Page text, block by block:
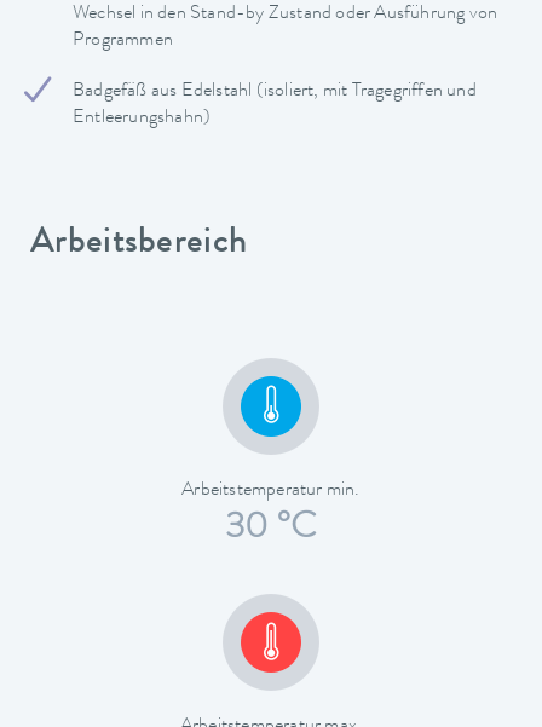
Wechsel in den Stand-by Zustand oder Ausführung von
Programmen
Badgefäß aus Edelstahl (isoliert, mit Tragegriffen und
Entleerungshahn)
Arbeitsbereich
Arbeitstemperatur min.
30 °C